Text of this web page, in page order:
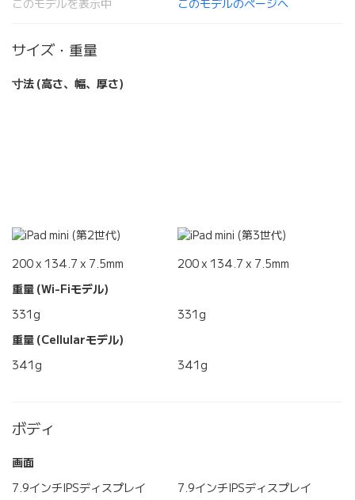
このモデルを表示中 このモデルのページへ
サイズ・重量
寸法 (高さ、幅、厚さ)
200 x 134.7 x 7.5mm
200 x 134.7 x 7.5mm
重量 (Wi-Fiモデル)
331g
331g
重量 (Cellularモデル)
341g
341g
ボディ
画面
7.9インチIPSディスプレイ
7.9インチIPSディスプレイ